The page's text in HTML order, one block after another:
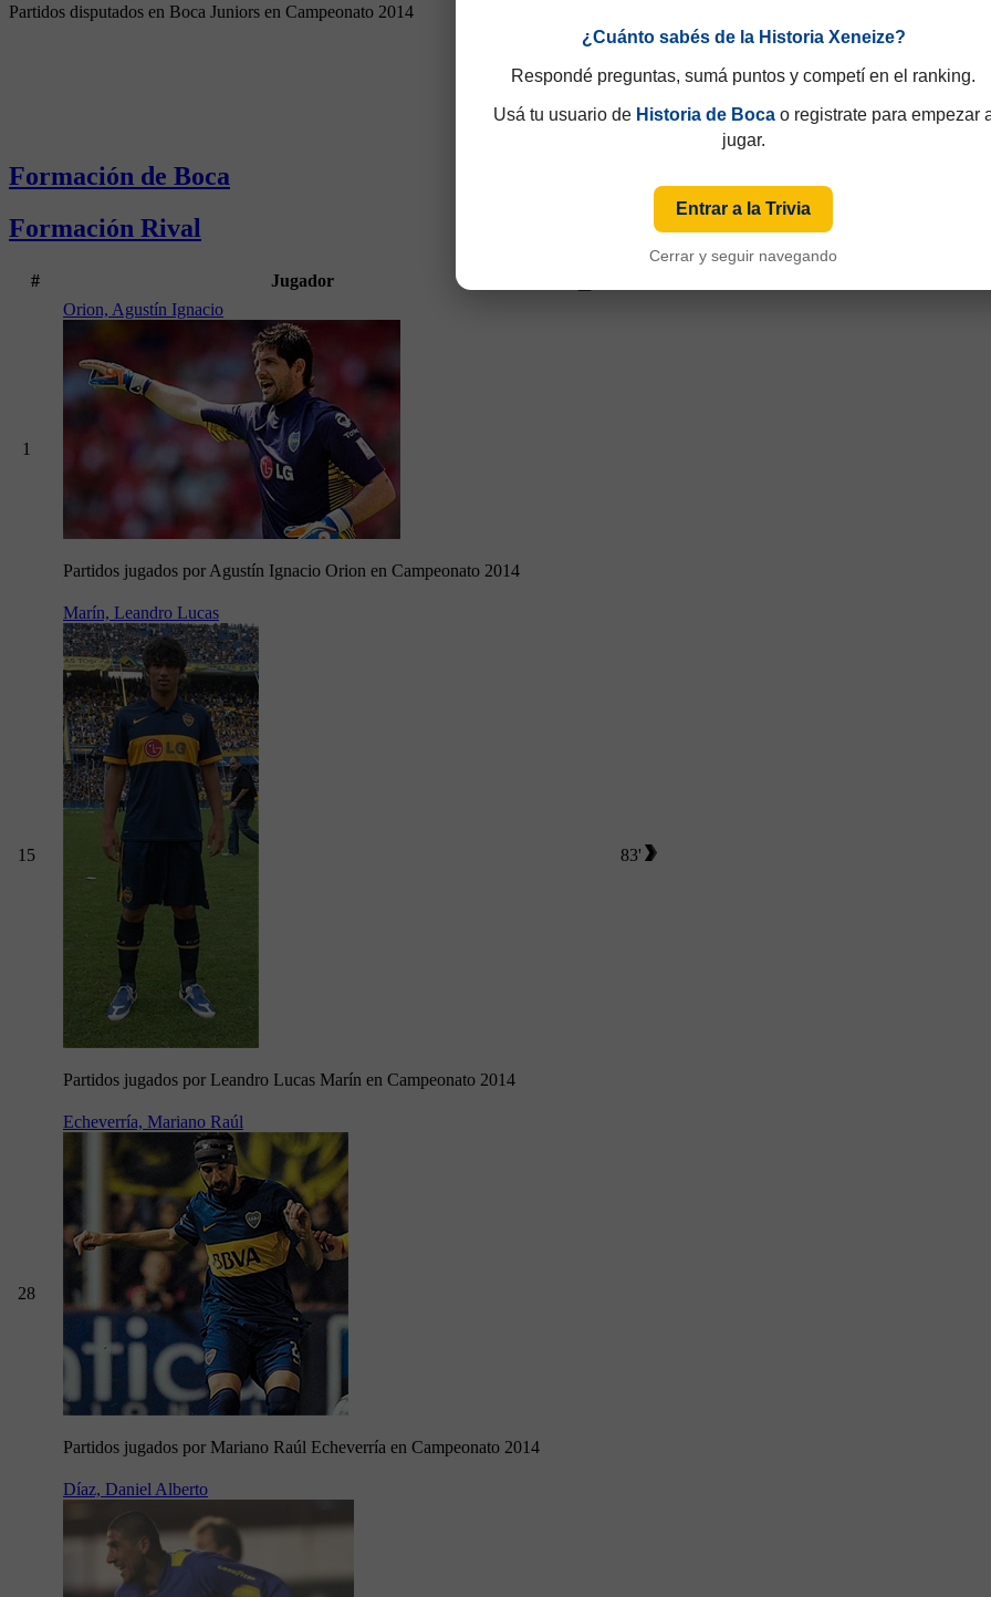
Partidos disputados en Boca Juniors en Campeonato 2014
Formación de Boca
Formación Rival
# Jugador
1
Orion, Agustín Ignacio
Partidos jugados por Agustín Ignacio Orion en Campeonato 2014
15
Marín, Leandro Lucas
Partidos jugados por Leandro Lucas Marín en Campeonato 2014
83'
28
Echeverría, Mariano Raúl
Partidos jugados por Mariano Raúl Echeverría en Campeonato 2014
Díaz, Daniel Alberto
¿Cuánto sabés de la Historia Xeneize?
Respondé preguntas, sumá puntos y competí en el ranking.
Usá tu usuario de Historia de Bocao registrate para empezar
jugar.
Entrar a la Trivia
Cerrar y seguir navegando